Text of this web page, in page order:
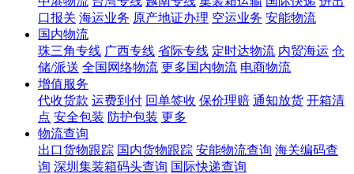
口报关 海运业务 原产地证办理 空运业务 安能物流
国内物流
珠三角专线 广西专线 省际专线 定时达物流 内贸海运 仓
储/派送 全国网络物流 更多国内物流 电商物流
增值服务
代收货款 运费到付 回单签收 保价理赔 通知放货 开箱清
点 安全包装 防护包装 更多
物流查询
出口货物跟踪 国内货物跟踪 安能物流查询 海关编码查
询 深圳集装箱码头查询 国际快递查询